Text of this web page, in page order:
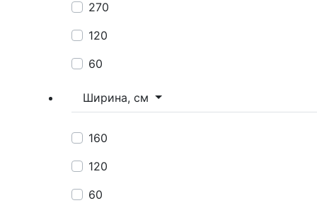
270
120
60
Ширина, см
160
120
60